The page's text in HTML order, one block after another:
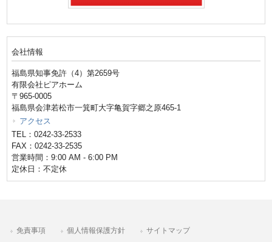
会社情報
福島県知事免許（4）第2659号
有限会社ピアホーム
〒965-0005
福島県会津若松市一箕町大字亀賀字郷之原465-1
アクセス
TEL：0242-33-2533
FAX：0242-33-2535
営業時間：9:00 AM - 6:00 PM
定休日：不定休
免責事項 個人情報保護方針 サイトマップ